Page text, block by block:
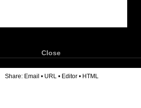
Close
Share: Email • URL • Editor • HTML